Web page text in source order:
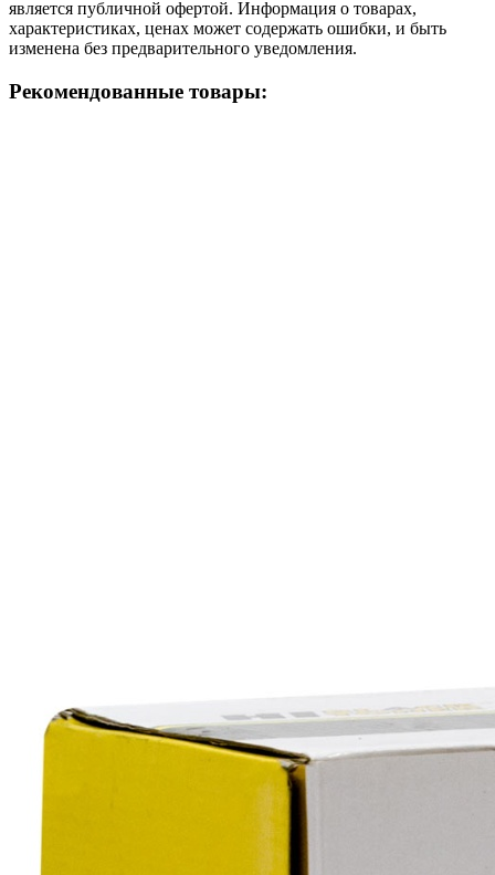
является публичной офертой. Информация о товарах,
характеристиках, ценах может содержать ошибки, и быть
изменена без предварительного уведомления.
Рекомендованные товары: